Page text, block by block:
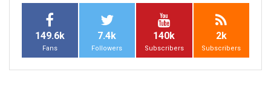
149.6k
Fans
7.4k
Followers
140k
Subscribers
2k
Subscribers